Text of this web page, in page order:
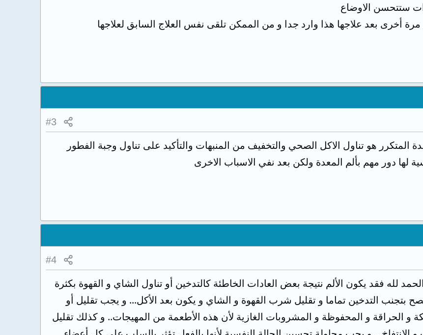
ستتحسن الاوضاع
مرة أخرى بعد علاجها هذا وارد جدا و من الممكن تلقى نفس العلاج السابق لعلاجها
#3
المتكرر هو تناول الاكل الصحي والتخفيف من المنبهات والتأكيد على تناول وجبة الفطور
لها دور مهم بألم المعدة ولكن بعد نفي الاسباب الاخرى
#4
لله فقد يكون الألم نتيجة بعض العادات الخاطئة كالتدخين أو تناول الشاي و القهوة بكثرة
بتجنب التدخين تماما و تقليل شرب القهوة و الشاي و يكون بعد الأكل... و يجب تقليل أو
و الحراقة و المحفوظة و المشروبات الغازية لأن هذه الأطعمة من المهيجات.. و كذلك تقليل